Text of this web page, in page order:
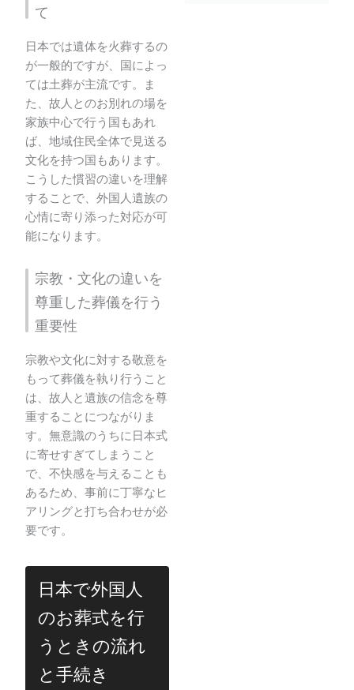
て
日本では遺体を火葬するの
が一般的ですが、国によっ
ては土葬が主流です。ま
た、故人とのお別れの場を
家族中心で行う国もあれ
ば、地域住民全体で見送る
文化を持つ国もあります。
こうした慣習の違いを理解
することで、外国人遺族の
心情に寄り添った対応が可
能になります。
宗教・文化の違いを
尊重した葬儀を行う
重要性
宗教や文化に対する敬意を
もって葬儀を執り行うこと
は、故人と遺族の信念を尊
重することにつながりま
す。無意識のうちに日本式
に寄せすぎてしまうこと
で、不快感を与えることも
あるため、事前に丁寧なヒ
アリングと打ち合わせが必
要です。
日本で外国人
のお葬式を行
うときの流れ
と手続き